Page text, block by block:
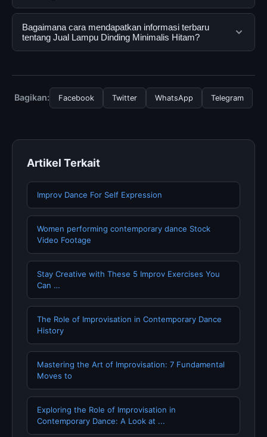
mendapatkan informasi lengkap dan terpercaya. Anda
dapat menggunakannya dengan mengunjungi situs
resmi dan mengikuti panduan yang tersedia.
Ya, Jual Lampu Dinding Minimalis Hitam dapat diakses
secara gratis oleh semua pengguna. Tidak ada biaya
tersembunyi atau langganan yang diperlukan untuk
Bagaimana cara mendapatkan informasi terbaru
tentang Jual Lampu Dinding Minimalis Hitam?
halaman resmi kami secara berkala. Kami selalu
memperbarui konten dengan informasi terkini dan
Bagikan: Facebook Twitter WhatsApp Telegram
Artikel Terkait
Improv Dance For Self Expression
Women performing contemporary dance Stock
Video Footage
Stay Creative with These 5 Improv Exercises You
Can …
The Role of Improvisation in Contemporary Dance
History
Mastering the Art of Improvisation: 7 Fundamental
Moves to
Exploring the Role of Improvisation in
Contemporary Dance: A Look at ...